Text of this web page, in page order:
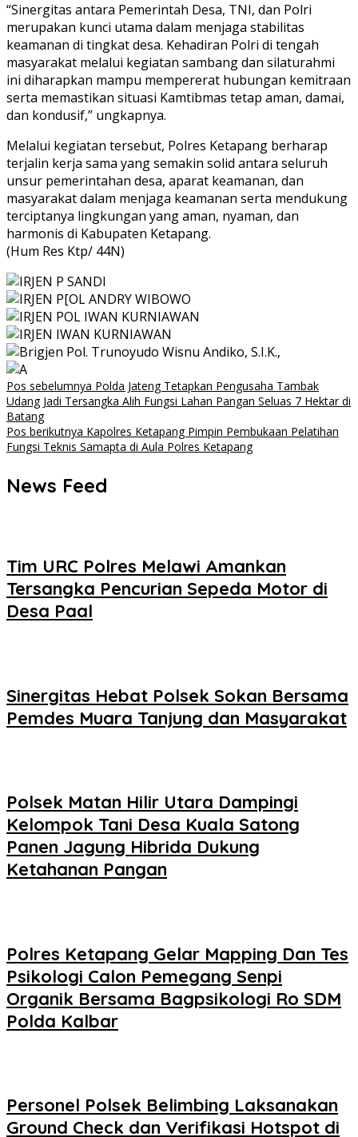
“Sinergitas antara Pemerintah Desa, TNI, dan Polri
merupakan kunci utama dalam menjaga stabilitas
keamanan di tingkat desa. Kehadiran Polri di tengah
masyarakat melalui kegiatan sambang dan silaturahmi
ini diharapkan mampu mempererat hubungan kemitraan
serta memastikan situasi Kamtibmas tetap aman, damai,
dan kondusif,” ungkapnya.
Melalui kegiatan tersebut, Polres Ketapang berharap
terjalin kerja sama yang semakin solid antara seluruh
unsur pemerintahan desa, aparat keamanan, dan
masyarakat dalam menjaga keamanan serta mendukung
terciptanya lingkungan yang aman, nyaman, dan
harmonis di Kabupaten Ketapang.
(Hum Res Ktp/ 44N)
Navigasi
pos
Pos sebelumnya Polda Jateng Tetapkan Pengusaha Tambak
Udang Jadi Tersangka Alih Fungsi Lahan Pangan Seluas 7 Hektar di
Batang
Pos berikutnya Kapolres Ketapang Pimpin Pembukaan Pelatihan
Fungsi Teknis Samapta di Aula Polres Ketapang
News Feed
Tim URC Polres Melawi Amankan
Tersangka Pencurian Sepeda Motor di
Desa Paal
Sinergitas Hebat Polsek Sokan Bersama
Pemdes Muara Tanjung dan Masyarakat
Polsek Matan Hilir Utara Dampingi
Kelompok Tani Desa Kuala Satong
Panen Jagung Hibrida Dukung
Ketahanan Pangan
Polres Ketapang Gelar Mapping Dan Tes
Psikologi Calon Pemegang Senpi
Organik Bersama Bagpsikologi Ro SDM
Polda Kalbar
Personel Polsek Belimbing Laksanakan
Ground Check dan Verifikasi Hotspot di